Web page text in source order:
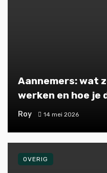
Aannemers: wat
werken en hoe je
Roy 14 mei 2026
OVERIG